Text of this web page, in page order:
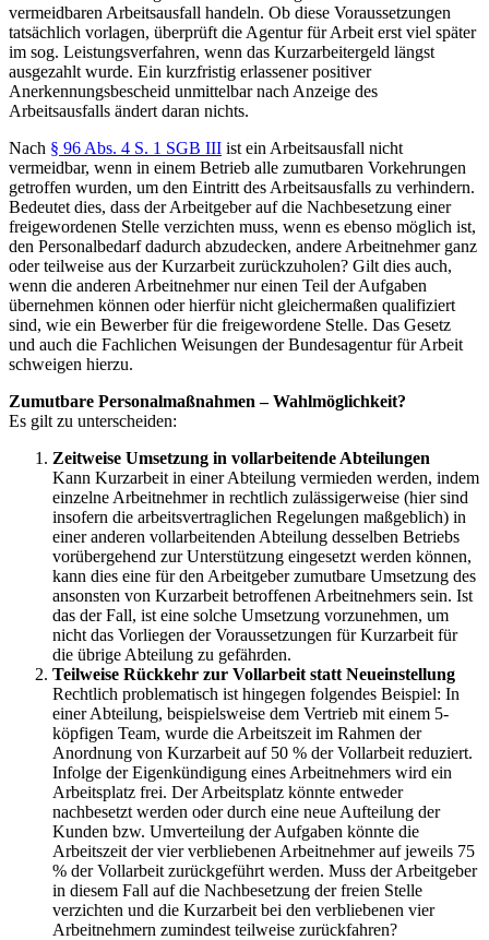
vermeidbaren Arbeitsausfall handeln. Ob diese Voraussetzungen
tatsächlich vorlagen, überprüft die Agentur für Arbeit erst viel später
im sog. Leistungsverfahren, wenn das Kurzarbeitergeld längst
ausgezahlt wurde. Ein kurzfristig erlassener positiver
Anerkennungsbescheid unmittelbar nach Anzeige des
Arbeitsausfalls ändert daran nichts.
Nach § 96 Abs. 4 S. 1 SGB III ist ein Arbeitsausfall nicht
vermeidbar, wenn in einem Betrieb alle zumutbaren Vorkehrungen
getroffen wurden, um den Eintritt des Arbeitsausfalls zu verhindern.
Bedeutet dies, dass der Arbeitgeber auf die Nachbesetzung einer
freigewordenen Stelle verzichten muss, wenn es ebenso möglich ist,
den Personalbedarf dadurch abzudecken, andere Arbeitnehmer ganz
oder teilweise aus der Kurzarbeit zurückzuholen? Gilt dies auch,
wenn die anderen Arbeitnehmer nur einen Teil der Aufgaben
übernehmen können oder hierfür nicht gleichermaßen qualifiziert
sind, wie ein Bewerber für die freigewordene Stelle. Das Gesetz
und auch die Fachlichen Weisungen der Bundesagentur für Arbeit
schweigen hierzu.
Zumutbare Personalmaßnahmen – Wahlmöglichkeit?
Es gilt zu unterscheiden:
Zeitweise Umsetzung in vollarbeitende Abteilungen
Kann Kurzarbeit in einer Abteilung vermieden werden, indem
einzelne Arbeitnehmer in rechtlich zulässigerweise (hier sind
insofern die arbeitsvertraglichen Regelungen maßgeblich) in
einer anderen vollarbeitenden Abteilung desselben Betriebs
vorübergehend zur Unterstützung eingesetzt werden können,
kann dies eine für den Arbeitgeber zumutbare Umsetzung des
ansonsten von Kurzarbeit betroffenen Arbeitnehmers sein. Ist
das der Fall, ist eine solche Umsetzung vorzunehmen, um
nicht das Vorliegen der Voraussetzungen für Kurzarbeit für
die übrige Abteilung zu gefährden.
Teilweise Rückkehr zur Vollarbeit statt Neueinstellung
Rechtlich problematisch ist hingegen folgendes Beispiel: In
einer Abteilung, beispielsweise dem Vertrieb mit einem 5-
köpfigen Team, wurde die Arbeitszeit im Rahmen der
Anordnung von Kurzarbeit auf 50 % der Vollarbeit reduziert.
Infolge der Eigenkündigung eines Arbeitnehmers wird ein
Arbeitsplatz frei. Der Arbeitsplatz könnte entweder
nachbesetzt werden oder durch eine neue Aufteilung der
Kunden bzw. Umverteilung der Aufgaben könnte die
Arbeitszeit der vier verbliebenen Arbeitnehmer auf jeweils 75
% der Vollarbeit zurückgeführt werden. Muss der Arbeitgeber
in diesem Fall auf die Nachbesetzung der freien Stelle
verzichten und die Kurzarbeit bei den verbliebenen vier
Arbeitnehmern zumindest teilweise zurückfahren?